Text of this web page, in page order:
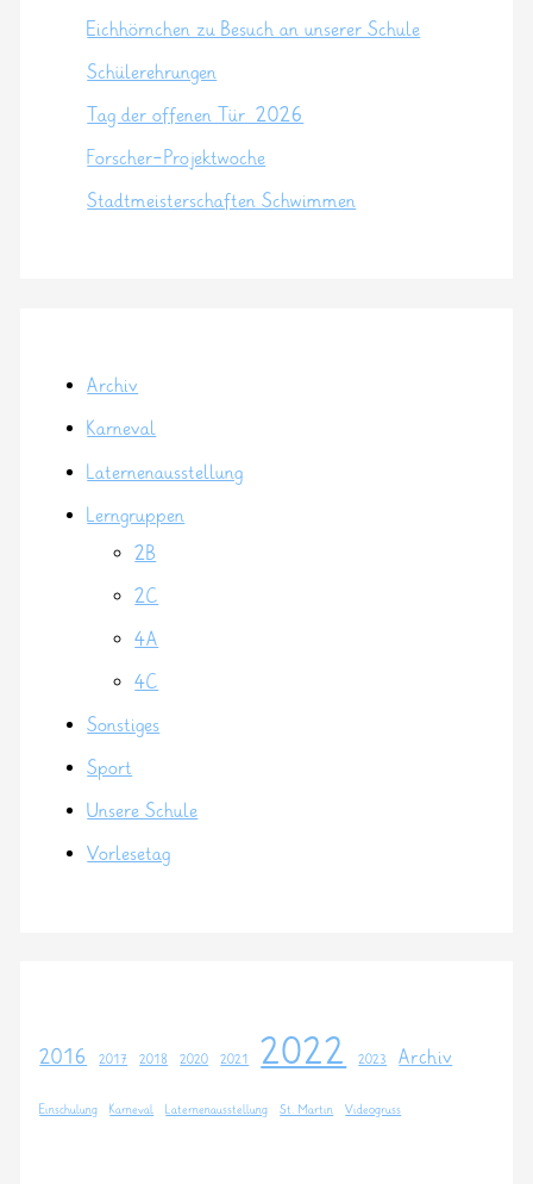
Eichhörnchen zu Besuch an unserer Schule
Schülerehrungen
Tag der offenen Tür 2026
Forscher-Projektwoche
Stadtmeisterschaften Schwimmen
Archiv
Karneval
Laternenausstellung
Lerngruppen
2B
2C
4A
4C
Sonstiges
Sport
Unsere Schule
Vorlesetag
2016 2017 2018 2020 2021 2022 2023 Archiv
Einschulung Karneval Laternenausstellung St. Martin Videogruss